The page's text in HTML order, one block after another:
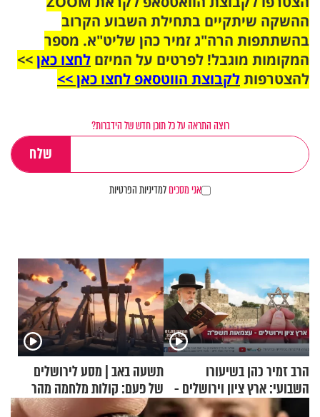
ההשקה שיתקיים בתחילת השבוע הקרוב
בהשתתפות הרה"ג זמיר כהן שליט"א. מספר
המקומות מוגבל! לפרטים על המיזם לחצו כאן>>
להצטרפותלקבוצת הווטסאפ לחצו כאן >>
רוצה התראה על כל תוכן חדש של הידברות?
אני מסכיםלמדיניות הפרטיות
הרב זמיר כהן בשיעורו
השבועי: ארץ ציון וירושלים -
עצמאות תשפ"ה
תשעה באב | מסע לירושלים
של פעם: קולות מלחמה מהר
הזיתים